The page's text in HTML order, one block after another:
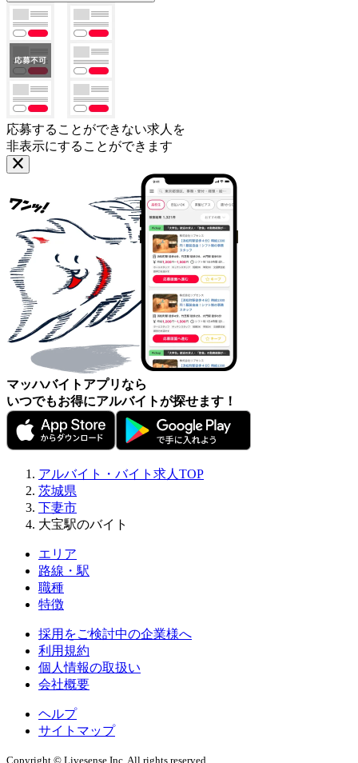
応募することができない求人を
非表示にすることができます
マッハバイトアプリなら
いつでもお得にアルバイトが探せます！
アルバイト・バイト求人TOP
茨城県
下妻市
大宝駅のバイト
エリア
路線・駅
職種
特徴
採用をご検討中の企業様へ
利用規約
個人情報の取扱い
会社概要
ヘルプ
サイトマップ
Copyright © Livesense Inc. All rights reserved.